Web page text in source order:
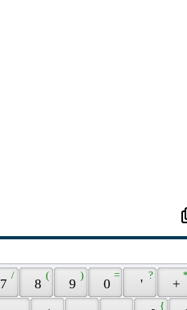
7
/
8
(
9
)
0
=
'
?
+
*
{